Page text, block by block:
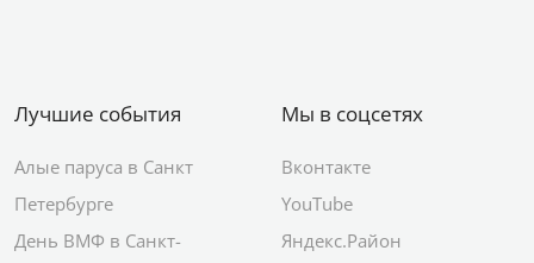
Лучшие события
Алые паруса в Санкт
Петербурге
День ВМФ в Санкт-
Мы в соцсетях
Вконтакте
YouTube
Яндекс.Район